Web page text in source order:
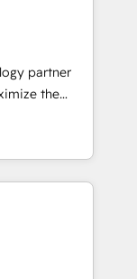
💻 -
technical
partner
the
fastest-
&
experience
🌟